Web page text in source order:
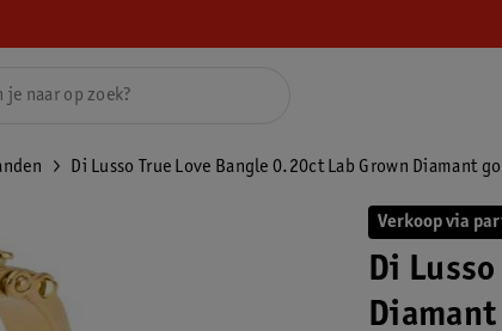
Di Lusso True Love Bangle 0.20ct Lab Grown Diamant
Verkoop via
Di